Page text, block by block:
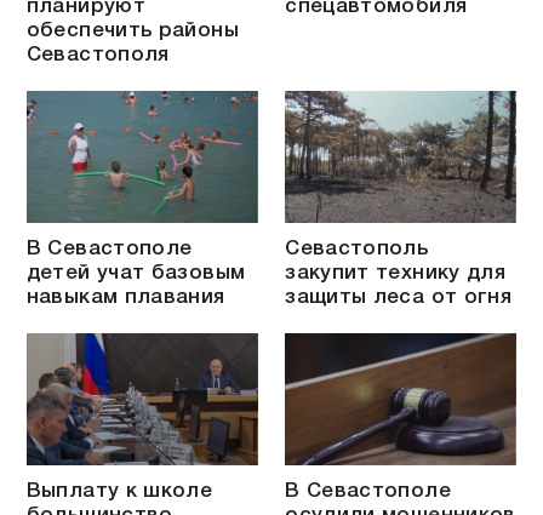
планируют
обеспечить районы
Севастополя
спецавтомобиля
В Севастополе
детей учат базовым
навыкам плавания
Севастополь
закупит технику для
защиты леса от огня
Выплату к школе
В Севастополе